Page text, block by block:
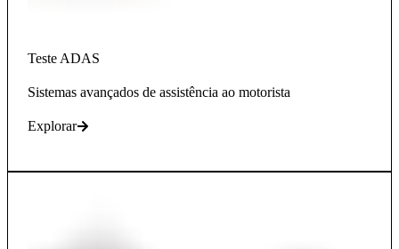
Teste ADAS
Sistemas avançados de assistência ao motorista
Explorar